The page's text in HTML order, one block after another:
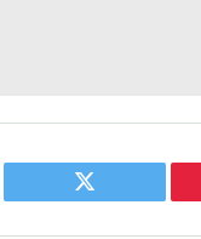
Twitter